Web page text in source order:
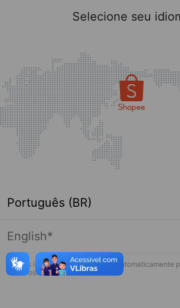
Página indisponível
Desculpe, algo deu errado.
Selecione seu
Português (BR)
English*
* Esses idiomas serão traduzidos automaticamente
terceiros.